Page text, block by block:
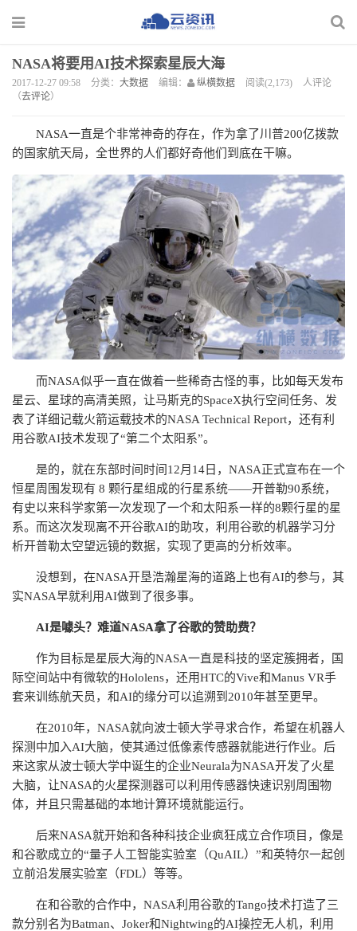
NASA将要用AI技术探索星辰大海
2017-12-27 09:58 分类： 大数据 编辑： 纵横数据 阅读(2,173)
人评论
（去评论）
NASA一直是个非常神奇的存在，作为拿了川普200亿拨款
的国家航天局，全世界的人们都好奇他们到底在干嘛。
而NASA似乎一直在做着一些稀奇古怪的事，比如每天发布
星云、星球的高清美照，让马斯克的SpaceX执行空间任务、发
表了详细记载火箭运载技术的NASA Technical Report，还有利
用谷歌AI技术发现了“第二个太阳系”。
是的，就在东部时间时间12月14日，NASA正式宣布在一个
恒星周围发现有 8 颗行星组成的行星系统——开普勒90系统，
有史以来科学家第一次发现了一个和太阳系一样的8颗行星的星
系。而这次发现离不开谷歌AI的助攻，利用谷歌的机器学习分
析开普勒太空望远镜的数据，实现了更高的分析效率。
没想到，在NASA开垦浩瀚星海的道路上也有AI的参与，其
实NASA早就利用AI做到了很多事。
AI是噱头？难道NASA拿了谷歌的赞助费？
作为目标是星辰大海的NASA一直是科技的坚定簇拥者，国
际空间站中有微软的Hololens，还用HTC的Vive和Manus VR手
套来训练航天员，和AI的缘分可以追溯到2010年甚至更早。
在2010年，NASA就向波士顿大学寻求合作，希望在机器人
探测中加入AI大脑，使其通过低像素传感器就能进行作业。后
来这家从波士顿大学中诞生的企业Neurala为NASA开发了火星
大脑，让NASA的火星探测器可以利用传感器快速识别周围物
体，并且只需基础的本地计算环境就能运行。
后来NASA就开始和各种科技企业疯狂成立合作项目，像是
和谷歌成立的“量子人工智能实验室（QuAIL）”和英特尔一起创
立前沿发展实验室（FDL）等等。
在和谷歌的合作中，NASA利用谷歌的Tango技术打造了三
款分别名为Batman、Joker和Nightwing的AI操控无人机，利用